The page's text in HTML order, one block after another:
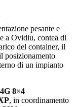
pesante e
a Ovidiu, contea di
del container, il
posizionamento
di un impianto
8×4
, in coordinamento